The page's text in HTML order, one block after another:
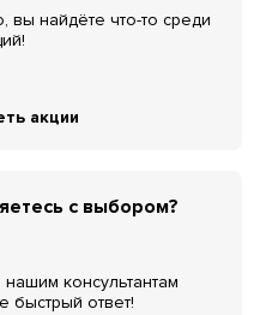
вы найдёте что-то среди
акции
с выбором?
консультантам
быстрый ответ!